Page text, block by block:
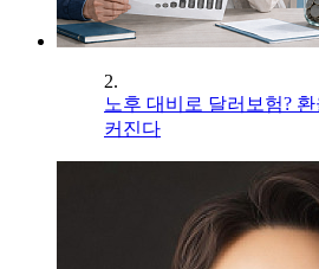
2.
노후 대비로 달러보험?
커진다